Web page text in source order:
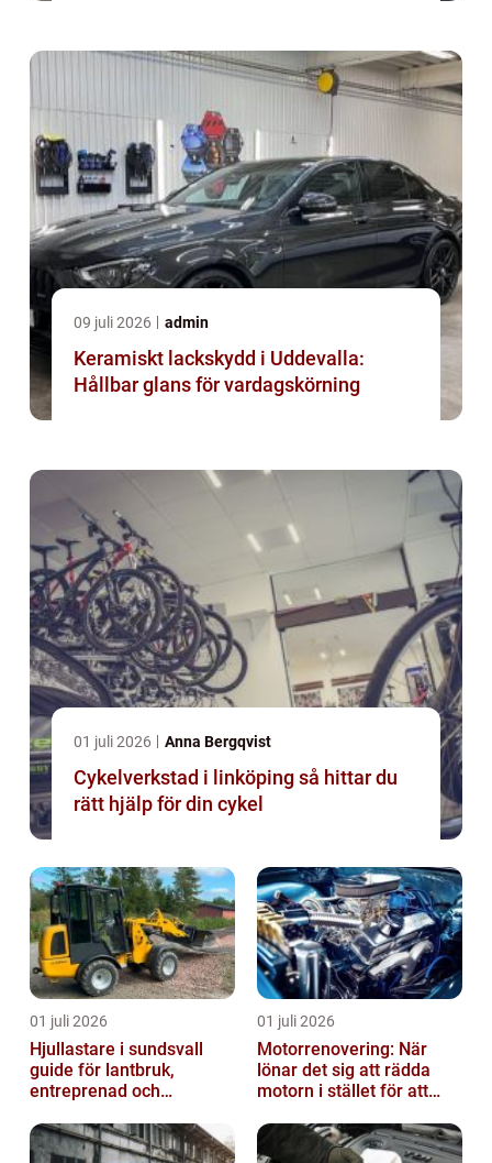
09 juli 2026 admin
Keramiskt lackskydd i Uddevalla:
Hållbar glans för vardagskörning
01 juli 2026 Anna Bergqvist
Cykelverkstad i linköping så hittar du
rätt hjälp för din cykel
01 juli 2026
Hjullastare i sundsvall
guide för lantbruk,
entreprenad och
01 juli 2026
Motorrenovering: När
lönar det sig att rädda
motorn i stället för att